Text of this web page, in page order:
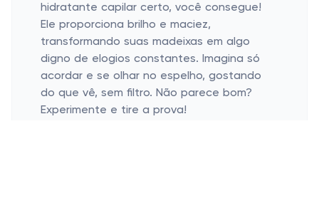
hidratante capilar certo, você consegue!
Ele proporciona brilho e maciez,
transformando suas madeixas em algo
digno de elogios constantes. Imagina só
acordar e se olhar no espelho, gostando
do que vê, sem filtro. Não parece bom?
Experimente e tire a prova!